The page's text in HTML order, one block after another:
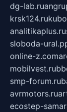
dg-lab.ru
krsk124.ru
analitikaplus.ru
sloboda-
online-z.com
mobilvest.ru
smp-forum.ru
avrmotors.ru
ecostep-